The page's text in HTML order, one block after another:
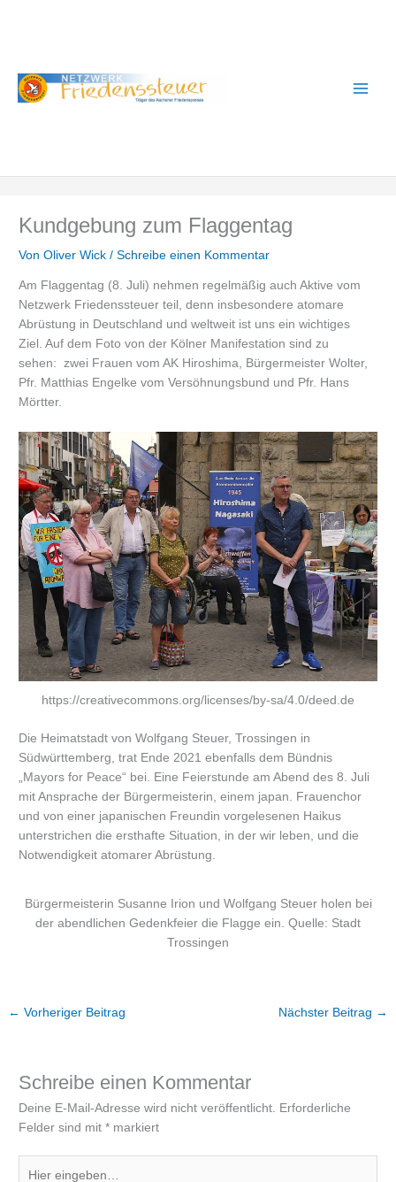
Kundgebung zum Flaggentag
VonOliver Wick/Schreibe einen Kommentar
Am Flaggentag (8. Juli) nehmen regelmäßig auch Aktive vom
Netzwerk Friedenssteuer teil, denn insbesondere atomare
Abrüstung in Deutschland und weltweit ist uns ein wichtiges
Ziel. Auf dem Foto von der Kölner Manifestation sind zu
sehen: zwei Frauen vom AK Hiroshima, Bürgermeister Wolter,
Pfr. Matthias Engelke vom Versöhnungsbund und Pfr. Hans
Mörtter.
https://creativecommons.org/licenses/by-sa/4.0/deed.de
Die Heimatstadt von Wolfgang Steuer, Trossingen in
Südwürttemberg, trat Ende 2021 ebenfalls dem Bündnis
„Mayors for Peace“ bei. Eine Feierstunde am Abend des 8. Juli
mit Ansprache der Bürgermeisterin, einem japan. Frauenchor
und von einer japanischen Freundin vorgelesenen Haikus
unterstrichen die ersthafte Situation, in der wir leben, und die
Notwendigkeit atomarer Abrüstung.
Bürgermeisterin Susanne Irion und Wolfgang Steuer holen bei
der abendlichen Gedenkfeier die Flagge ein. Quelle: Stadt
Trossingen
← Vorheriger Beitrag Nächster Beitrag →
Schreibe einen Kommentar
Deine E-Mail-Adresse wird nicht veröffentlicht.
Erforderliche
Felder sind mit* markiert
h
i